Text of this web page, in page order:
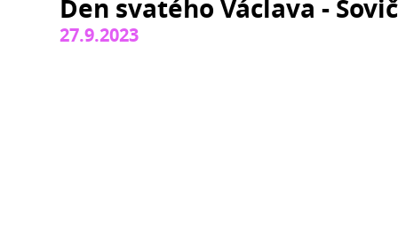
Den svatého Václava -
27.9.2023